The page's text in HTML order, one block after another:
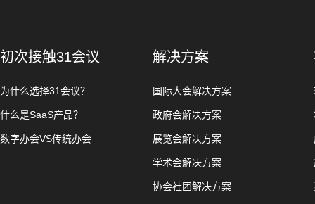
初次接触31会议
为什么选择31会议？
什么是SaaS产品？
数字办会VS传统办会
解决方案
国际大会解决方案
政府会解决方案
展览会解决方案
学术会解决方案
协会社团解决方案